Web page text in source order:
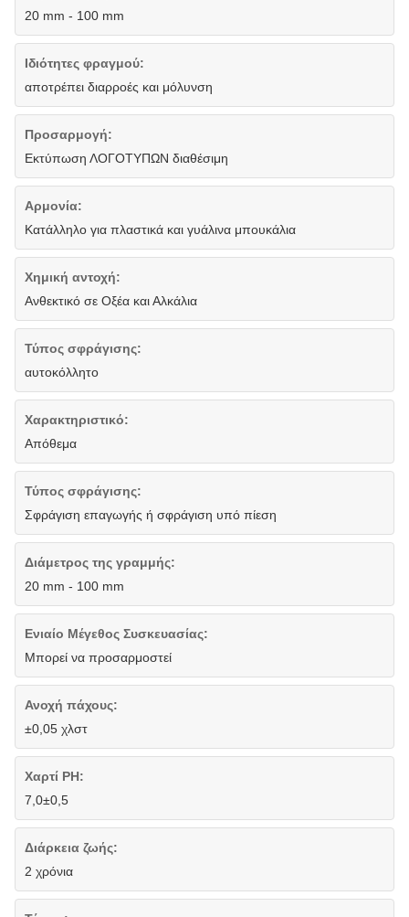
20 mm - 100 mm
Ιδιότητες φραγμού:
αποτρέπει διαρροές και μόλυνση
Προσαρμογή:
Εκτύπωση ΛΟΓΟΤΥΠΩΝ διαθέσιμη
Αρμονία:
Κατάλληλο για πλαστικά και γυάλινα μπουκάλια
Χημική αντοχή:
Ανθεκτικό σε Οξέα και Αλκάλια
Τύπος σφράγισης:
αυτοκόλλητο
Χαρακτηριστικό:
Απόθεμα
Τύπος σφράγισης:
Σφράγιση επαγωγής ή σφράγιση υπό πίεση
Διάμετρος της γραμμής:
20 mm - 100 mm
Ενιαίο Μέγεθος Συσκευασίας:
Μπορεί να προσαρμοστεί
Ανοχή πάχους:
±0,05 χλστ
Χαρτί PH:
7,0±0,5
Διάρκεια ζωής:
2 χρόνια